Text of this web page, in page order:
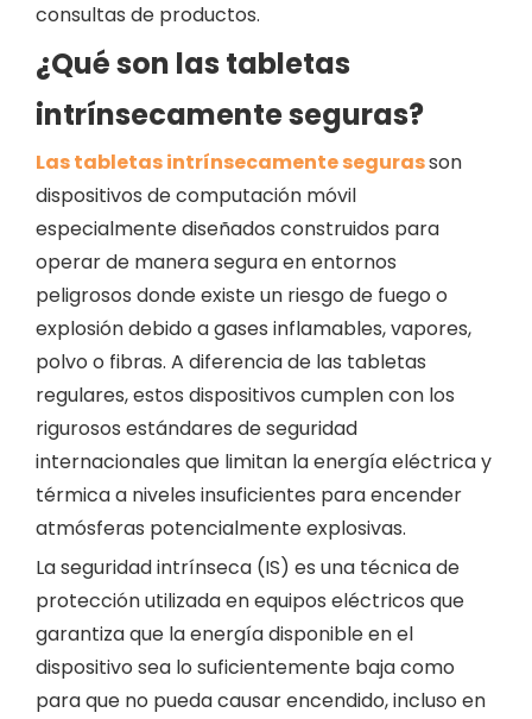
consultas de productos.
¿Qué son las tabletas
intrínsecamente seguras?
Las tabletas intrínsecamente segurasson
dispositivos de computación móvil
especialmente diseñados construidos para
operar de manera segura en entornos
peligrosos donde existe un riesgo de fuego o
explosión debido a gases inflamables, vapores,
polvo o fibras. A diferencia de las tabletas
regulares, estos dispositivos cumplen con los
rigurosos estándares de seguridad
internacionales que limitan la energía eléctrica y
térmica a niveles insuficientes para encender
atmósferas potencialmente explosivas.
La seguridad intrínseca (IS) es una técnica de
protección utilizada en equipos eléctricos que
garantiza que la energía disponible en el
dispositivo sea lo suficientemente baja como
para que no pueda causar encendido, incluso en